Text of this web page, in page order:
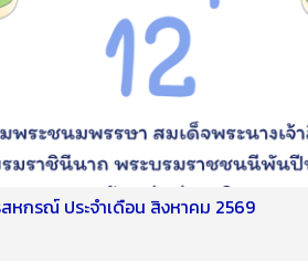
หกรณ์ ประจำเดือน สิงหาคม 2569